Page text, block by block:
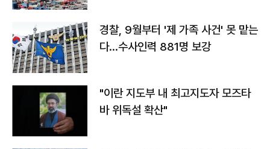
경찰, 9월부터 '제 가족 사건' 못 맡는
다…수사인력 881명 보강
"이란 지도부 내 최고지도자 모즈타
바 위독설 확산"